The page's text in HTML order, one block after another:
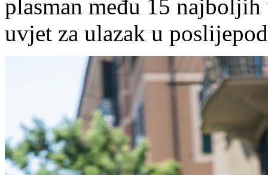
plasman među 15
uvjet za ulazak u